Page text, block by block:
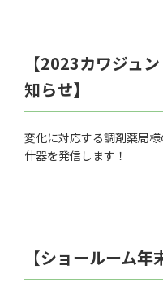
【2023カワジュ
知らせ】
変化に対応する調剤薬局
什器を発信します！
【ショールーム年